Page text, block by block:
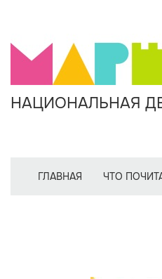
НАЦИОНАЛЬНАЯ
ГЛАВНАЯ ЧТО